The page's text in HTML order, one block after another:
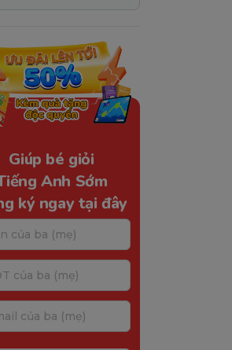
Giúp bé giỏi
Anh Sớm
ký ngay tại đây